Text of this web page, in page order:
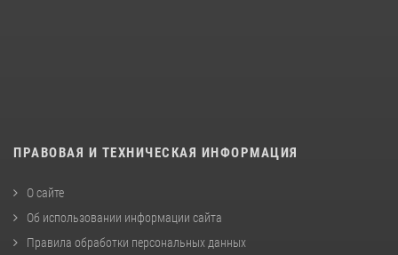
ПРАВОВАЯ И ТЕХНИЧЕСКАЯ ИНФОРМАЦИЯ
О сайте
Об использовании информации сайта
Правила обработки персональных данных